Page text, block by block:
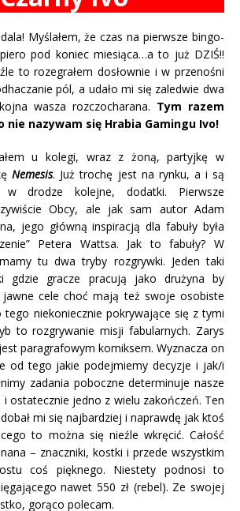
Myślałem, że czas na pierwsze bingo-
pod koniec miesiąca…a to już DZIŚ!!
to rozegrałem dosłownie i w przenośni
pól, a udało mi się zaledwie dwa
wasza rozczocharana. Tym razem
nie nazywam się Hrabia Gamingu Ivo!
u kolegi, wraz z żoną, partyjkę w
Nemesis. Już trochę jest na rynku, a i są
drodze kolejne, dodatki. Pierwsze
Obcy, ale jak sam autor Adam
jego główną inspiracją dla fabuły była
Petera Wattsa. Jak to fabuły? W
tu dwa tryby rozgrywki. Jeden taki
gdzie gracze pracują jako drużyna by
jawne cele choć mają też swoje osobiste
tego niekoniecznie pokrywające się z tymi
to rozgrywanie misji fabularnych. Zarys
paragrafowym komiksem. Wyznacza on
od tego jakie podejmiemy decyzje i jak/i
zadania poboczne determinuje nasze
ostatecznie jedno z wielu zakończeń. Ten
mi się najbardziej i naprawdę jak ktoś
to można się nieźle wkręcić. Całość
– znaczniki, kostki i przede wszystkim
coś pięknego. Niestety podnosi to
nawet 550 zł (rebel). Ze swojej
gorąco polecam.